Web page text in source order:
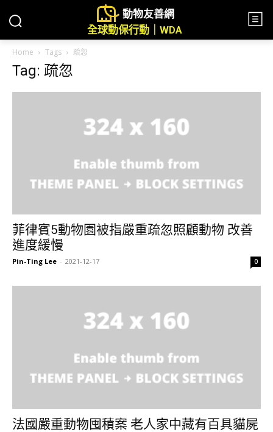
動物友善網
全球動保行動｜WDA
Home Tags 疏忽
Tag: 疏忽
菲律賓5動物園被指嚴重疏忽照顧動物 改善
進度緩慢
Pin-Ting Lee - 2021-12-17 0
法國嚴重動物囤積案 老人家中藏有百具貓屍